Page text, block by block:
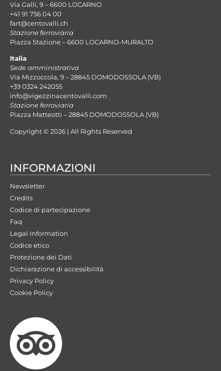
Via Galli, 9 – 6600 LOCARNO
+41 91 756 04 00
fart@centovalli.ch
Stazione ferroviaria
Piazza Stazione – 6600 LOCARNO-MURALTO
Italia
Sede amministrativa
Via Mizzoccola, 9 – 28845 DOMODOSSOLA (VB)
+39 0324 242055
info@vigezzinacentovalli.com
Stazione ferroviaria
Piazza Matteotti – 28845 DOMODOSSOLA (VB)
Copyright © 2026 | All Rights Reserved
INFORMAZIONI
Newsletter
Credits
Codice di partecipazione
Faq
Legal Information
Codice etico
Protezione dei Dati
Dichiarazione di accessibilità
Privacy Policy
Cookie Policy